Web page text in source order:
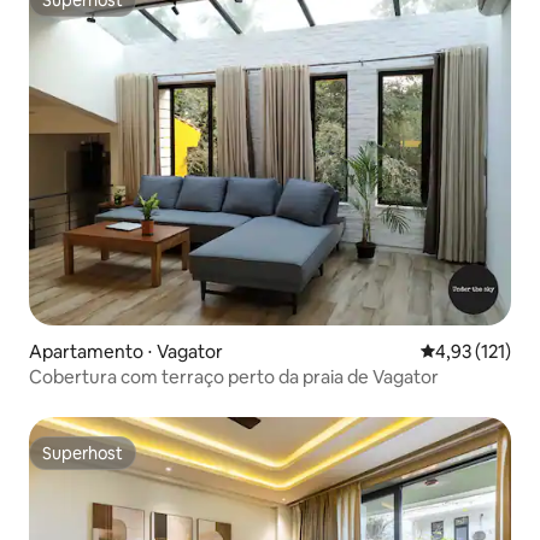
Superhost
Apartamento ⋅ Vagator 4,93 de uma
4,93 (121)
Cobertura com terraço perto da praia de Vagator
Superhost
Superhost